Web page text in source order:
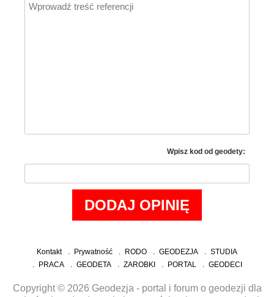
Wpisz kod od geodety:
Kontakt Prywatność RODO GEODEZJA
STUDIA
PRACA
GEODETA ZAROBKI PORTAL GEODECI
Copyright © 2026 Geodezja - portal i forum o geodezji dla